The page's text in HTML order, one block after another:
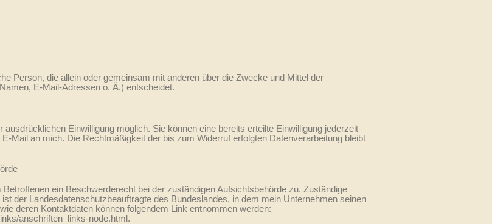
Person, die allein oder gemeinsam mit anderen über die Zwecke und Mittel der
E-Mail-Adressen o. Ä.) entscheidet.
Einwilligung möglich. Sie können eine bereits erteilte Einwilligung jederzeit
Mail an mich. Die Rechtmäßigkeit der bis zum Widerruf erfolgten Datenverarbeitung bleibt
ein Beschwerderecht bei der zuständigen Aufsichtsbehörde zu. Zuständige
der Landesdatenschutzbeauftragte des Bundeslandes, in dem mein Unternehmen seinen
deren Kontaktdaten können folgendem Link entnommen werden:
anschriften_links-node.html.